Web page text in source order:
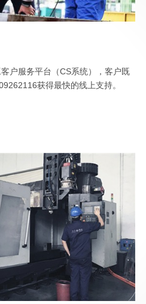
户服务平台（CS系统），客户既
获得最快的线上支持。